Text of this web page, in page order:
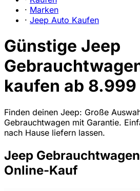
· Marken
· Jeep Auto Kaufen
Günstige Jeep
kaufen ab 8.999
Finden deinen Jeep: Große
Gebrauchtwagen mit Garantie.
nach Hause liefern lassen.
Jeep
Online-Kauf